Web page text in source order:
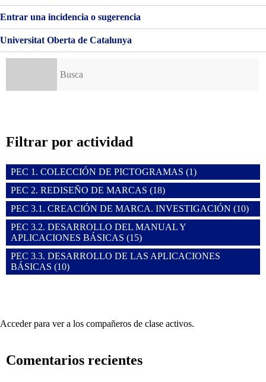
Entrar una incidencia o sugerencia
Universitat Oberta de Catalunya
Filtrar por actividad
PEC 1. COLECCIÓN DE PICTOGRAMAS (1)
PEC 2. REDISEÑO DE MARCAS (18)
PEC 3.1. CREACIÓN DE MARCA. INVESTIGACIÓN (10)
PEC 3.2. DESARROLLO DEL MANUAL Y
APLICACIONES BÁSICAS (15)
PEC 3.3. DESARROLLO DE LAS APLICACIONES
BÁSICAS (10)
Acceder para ver a los compañeros de clase activos.
Comentarios recientes